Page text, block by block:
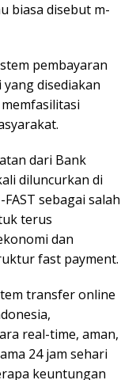
biasa disebut m-
pembayaran
disediakan
dari Bank
diluncurkan di
sebagai salah
terus
dan
fast payment.
transfer online
real-time, aman,
24 jam sehari
keuntungan